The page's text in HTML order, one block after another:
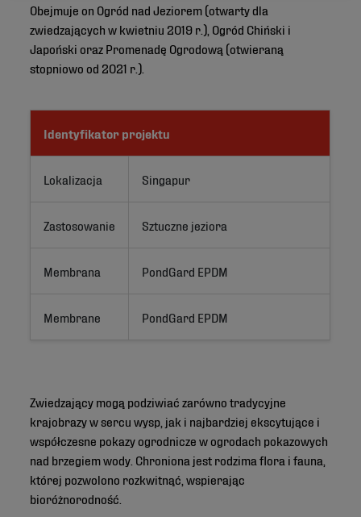
Obejmuje on Ogród nad Jeziorem (otwarty dla
zwiedzających w kwietniu 2019 r.), Ogród Chiński i
Japoński oraz Promenadę Ogrodową (otwieraną
stopniowo od 2021 r.).
Identyfikator projektu
Lokalizacja Singapur
Zastosowanie Sztuczne jeziora
Membrana PondGard EPDM
Membrane PondGard EPDM
Zwiedzający mogą podziwiać zarówno tradycyjne
krajobrazy w sercu wysp, jak i najbardziej ekscytujące i
współczesne pokazy ogrodnicze w ogrodach pokazowych
nad brzegiem wody. Chroniona jest rodzima flora i fauna,
której pozwolono rozkwitnąć, wspierając
bioróżnorodność.